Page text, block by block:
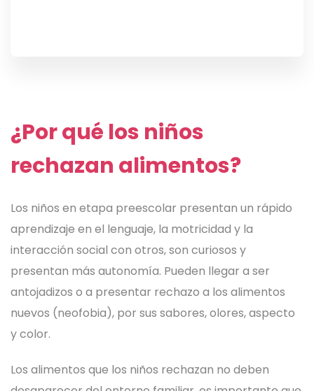
¿Por qué los niños
rechazan alimentos?
Los niños en etapa preescolar presentan un rápido
aprendizaje en el lenguaje, la motricidad y la
interacción social con otros, son curiosos y
presentan más autonomía. Pueden llegar a ser
antojadizos o a presentar rechazo a los alimentos
nuevos (neofobia), por sus sabores, olores, aspecto
y color.
Los alimentos que los niños rechazan no deben